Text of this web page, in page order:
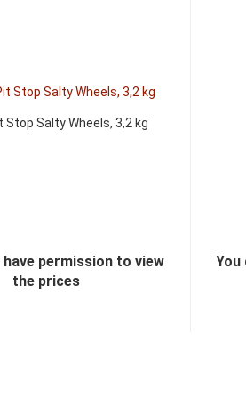
Stop Salty Wheels, 3,2 kg
have permission to view
the prices
You